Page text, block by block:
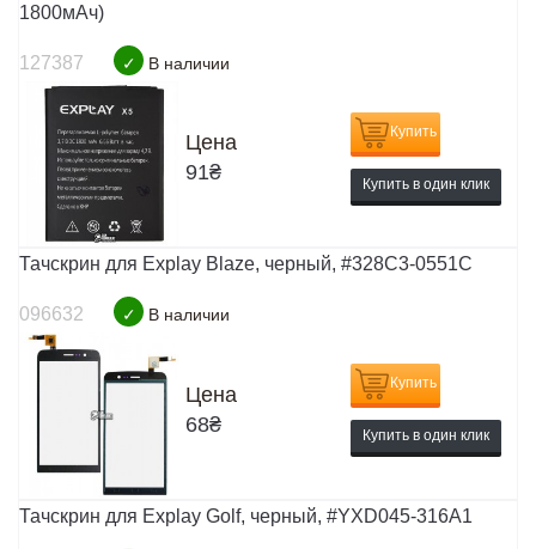
1800мАч)
127387 ✓ В наличии
Цена
91₴
Купить
Купить в один клик
Тачскрин для Explay Blaze, черный, #328C3-0551C
096632 ✓ В наличии
Цена
68₴
Купить
Купить в один клик
Тачскрин для Explay Golf, черный, #YXD045-316A1